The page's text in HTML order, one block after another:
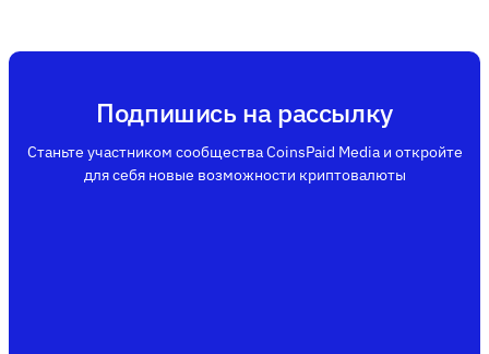
Подпишись на рассылку
Станьте участником сообщества CoinsPaid Media и откройте
для себя новые возможности криптовалюты